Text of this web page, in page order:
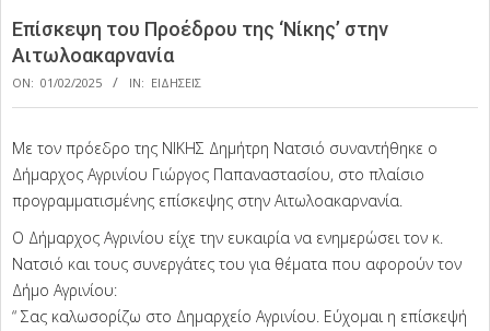
Επίσκεψη του Προέδρου της ‘Νίκης’ στην
Αιτωλοακαρνανία
ON: 01/02/2025 IN: ΕΙΔΗΣΕΙΣ
Με τον πρόεδρο της ΝΙΚΗΣ Δημήτρη Νατσιό συναντήθηκε ο
Δήμαρχος Αγρινίου Γιώργος Παπαναστασίου, στο πλαίσιο
προγραμματισμένης επίσκεψης στην Αιτωλοακαρνανία.
Ο Δήμαρχος Αγρινίου είχε την ευκαιρία να ενημερώσει τον κ.
Νατσιό και τους συνεργάτες του για θέματα που αφορούν τον
Δήμο Αγρινίου:
“ Σας καλωσορίζω στο Δημαρχείο Αγρινίου. Εύχομαι η επίσκεψή